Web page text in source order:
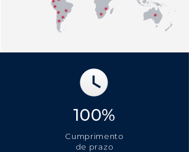
100%
Cumprimento
de prazo